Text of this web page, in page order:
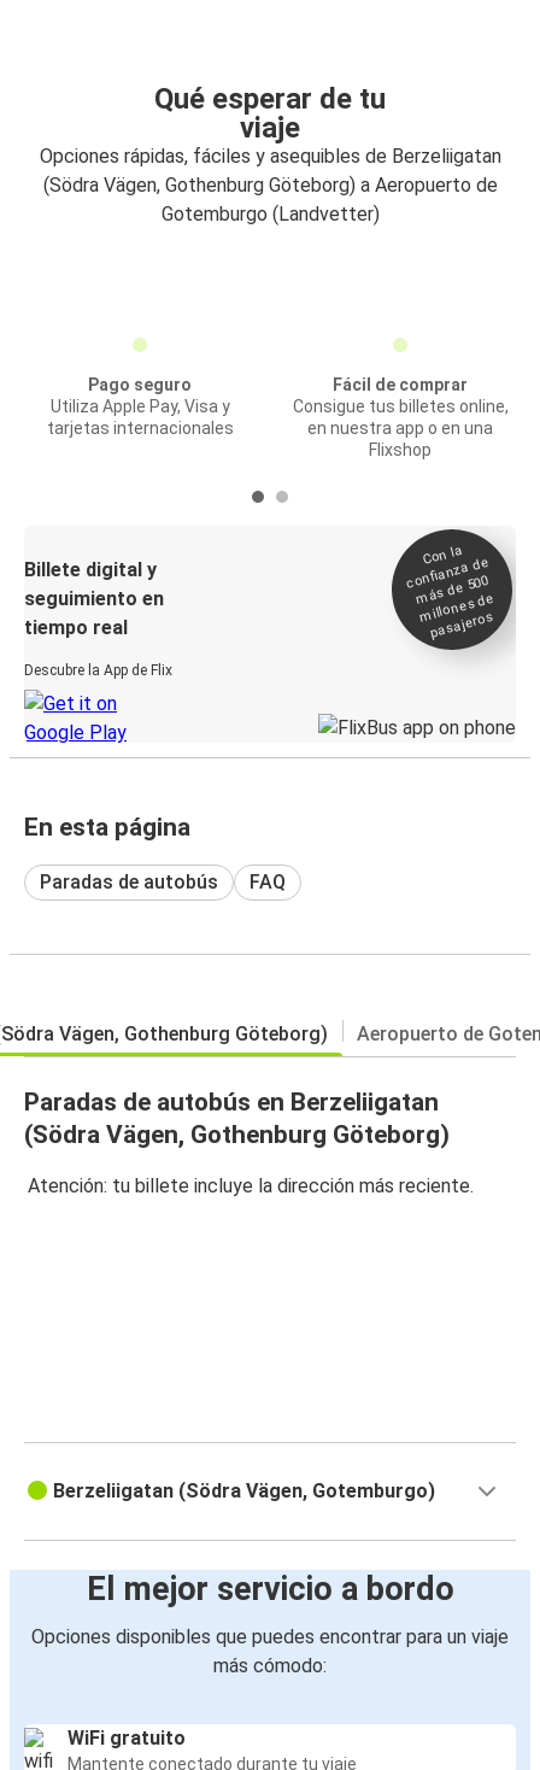
Qué esperar de tu
viaje
Opciones rápidas, fáciles y asequibles de Berzeliigatan
(Södra Vägen, Gothenburg Göteborg) a Aeropuerto de
Gotemburgo (Landvetter)
Pago seguro
Utiliza Apple Pay, Visa y
tarjetas internacionales
Fácil de comprar
Consigue tus billetes online,
en nuestra app o en una
Flixshop
Billete digital y
seguimiento en
tiempo real
Descubre la App de Flix
Con la
confianza de
más de 500
millones de
pasajeros
En esta página
Paradas de autobús FAQ
Vägen, Gothenburg Göteborg) Aeropuerto de
Paradas de autobús en Berzeliigatan
(Södra Vägen, Gothenburg Göteborg)
Atención: tu billete incluye la dirección más reciente.
Berzeliigatan (Södra Vägen, Gotemburgo)
El mejor servicio a bordo
Opciones disponibles que puedes encontrar para un viaje
más cómodo:
WiFi gratuito
Mantente conectado durante tu viaje